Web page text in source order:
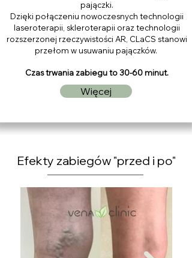
pajączki.
Dzięki połączeniu nowoczesnych technologii
laseroterapii, skleroterapii oraz technologii
rozszerzonej rzeczywistości AR, CLaCS stanowi
przełom w usuwaniu pajączków.
Czas trwania zabiegu to 30-60 minut.
Więcej
Efekty zabiegów "przed i po"